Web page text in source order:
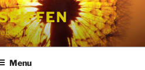
Menu